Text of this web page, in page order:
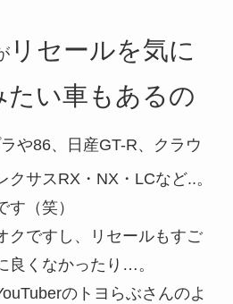
リセールを気に
い車もあるの
や86、日産GT-R、クラウ
クサスRX・NX・LCなど..。
（笑）
クですし、リセールもすご
良くなかったり…。
のトヨらぶさんのよ